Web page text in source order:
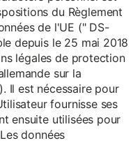
du Règlement
de l'UE (" DS-
depuis le 25 mai 2018
légales de protection
sur la
Il est nécessaire pour
fournisse ses
ensuite utilisées pour
données